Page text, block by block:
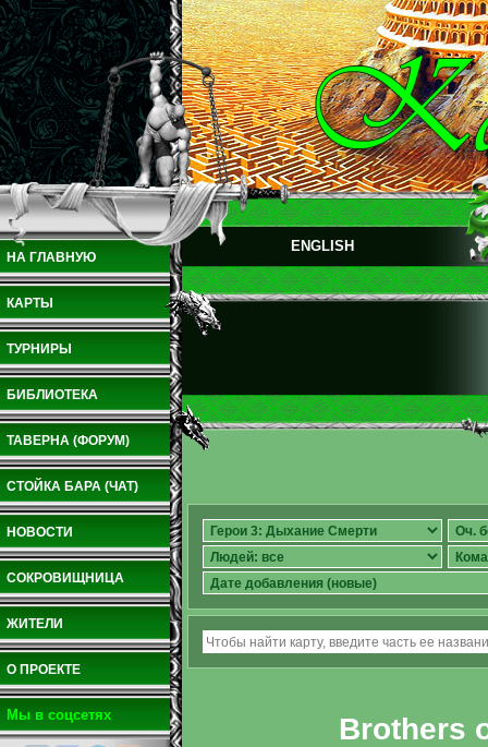
НА ГЛАВНУЮ
КАРТЫ
ТУРНИРЫ
БИБЛИОТЕКА
ТАВЕРНА (ФОРУМ)
СТОЙКА БАРА (ЧАТ)
НОВОСТИ
СОКРОВИЩНИЦА
ЖИТЕЛИ
О ПРОЕКТЕ
Мы в соцсетях
ENGLISH
Brothers